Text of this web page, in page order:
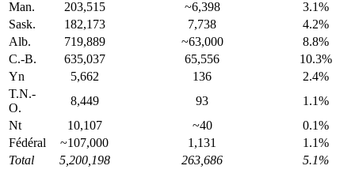
Man.
203,515 ~6,398
3.1%
Sask.
182,173 7,738
4.2%
Alb.
719,889 ~63,000
8.8%
C.-B.
635,037 65,556
10.3%
Yn
5,662 136
2.4%
T.N.-
O.
8,449 93
1.1%
Nt
10,107 ~40
0.1%
Fédéral
~107,000 1,131
1.1%
Total
5,200,198 263,686 5.1%